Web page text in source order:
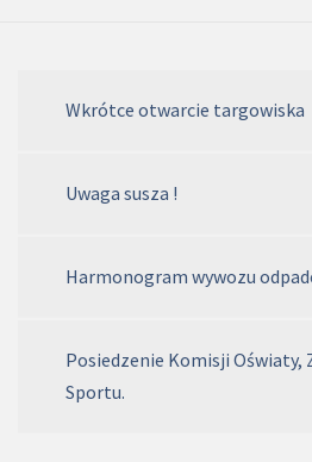
Wkrótce otwarcie targowiska
Uwaga susza !
Harmonogram wywozu
Posiedzenie Komisji Oświaty,
Sportu.